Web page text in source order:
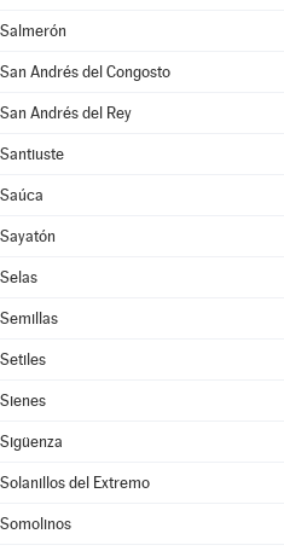
Salmerón
San Andrés del Congosto
San Andrés del Rey
Santiuste
Saúca
Sayatón
Selas
Semillas
Setiles
Sienes
Sigüenza
Solanillos del Extremo
Somolinos